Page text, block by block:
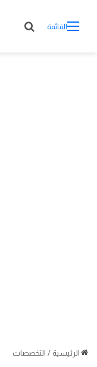
القائمة
الرئيسية / التخصصات